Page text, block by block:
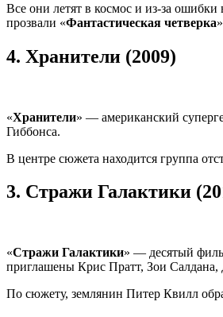
Все они летят в космос и из-за ошибки
прозвали «Фантастическая четверка
4. Хранители (2009)
«Хранители» — американский
Гиббонса.
В центре сюжета находится группа
3. Стражи Галактики
«Стражи Галактики» — десятый
приглашены Крис Пратт, Зои Салдана,
По сюжету, землянин Питер Квилл